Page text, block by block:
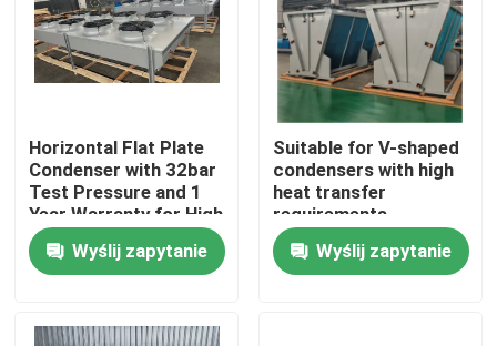
Do domu
Horizontal Flat Plate
Condenser with 32bar
Test Pressure and 1
Year Warranty for High
Heat Exchange
EfficiencyWyślij zapytanie
Suitable for V-shaped
condensers with high
heat transfer
requirements,
equipped with
3P/380V/50Hz power
supply, meeting the
Wyślij zapytanie